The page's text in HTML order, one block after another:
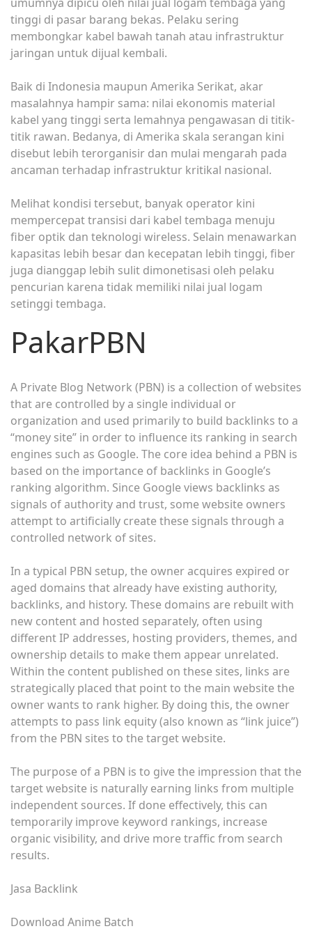
tinggi di pasar barang bekas. Pelaku sering
membongkar kabel bawah tanah atau infrastruktur
jaringan untuk dijual kembali.
Baik di Indonesia maupun Amerika Serikat, akar
masalahnya hampir sama: nilai ekonomis material
kabel yang tinggi serta lemahnya pengawasan di titik-
titik rawan. Bedanya, di Amerika skala serangan kini
disebut lebih terorganisir dan mulai mengarah pada
ancaman terhadap infrastruktur kritikal nasional.
Melihat kondisi tersebut, banyak operator kini
mempercepat transisi dari kabel tembaga menuju
fiber optik dan teknologi wireless. Selain menawarkan
kapasitas lebih besar dan kecepatan lebih tinggi, fiber
juga dianggap lebih sulit dimonetisasi oleh pelaku
pencurian karena tidak memiliki nilai jual logam
setinggi tembaga.
PakarPBN
A Private Blog Network (PBN) is a collection of websites
that are controlled by a single individual or
organization and used primarily to build backlinks to a
“money site” in order to influence its ranking in search
engines such as Google. The core idea behind a PBN is
based on the importance of backlinks in Google’s
ranking algorithm. Since Google views backlinks as
signals of authority and trust, some website owners
attempt to artificially create these signals through a
controlled network of sites.
In a typical PBN setup, the owner acquires expired or
aged domains that already have existing authority,
backlinks, and history. These domains are rebuilt with
new content and hosted separately, often using
different IP addresses, hosting providers, themes, and
ownership details to make them appear unrelated.
Within the content published on these sites, links are
strategically placed that point to the main website the
owner wants to rank higher. By doing this, the owner
attempts to pass link equity (also known as “link juice”)
from the PBN sites to the target website.
The purpose of a PBN is to give the impression that the
target website is naturally earning links from multiple
independent sources. If done effectively, this can
temporarily improve keyword rankings, increase
organic visibility, and drive more traffic from search
results.
Jasa Backlink
Download Anime Batch